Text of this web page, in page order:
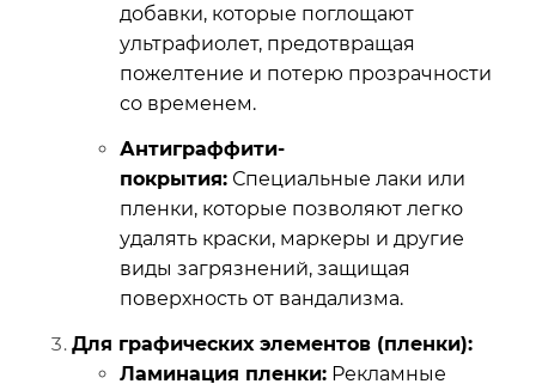
добавки, которые поглощают
ультрафиолет, предотвращая
пожелтение и потерю прозрачности
со временем.
Антиграффити-
покрытия: Специальные лаки или
пленки, которые позволяют легко
удалять краски, маркеры и другие
виды загрязнений, защищая
поверхность от вандализма.
Для графических элементов (пленки):
Ламинация пленки: Рекламные